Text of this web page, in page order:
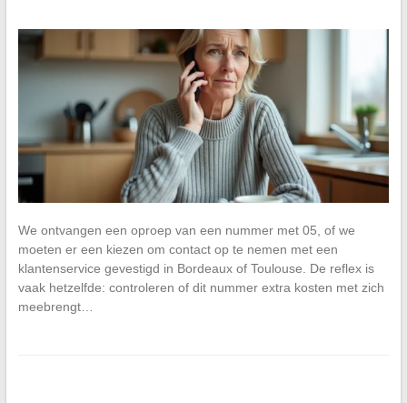
We ontvangen een oproep van een nummer met 05, of we
moeten er een kiezen om contact op te nemen met een
klantenservice gevestigd in Bordeaux of Toulouse. De reflex is
vaak hetzelfde: controleren of dit nummer extra kosten met zich
meebrengt…